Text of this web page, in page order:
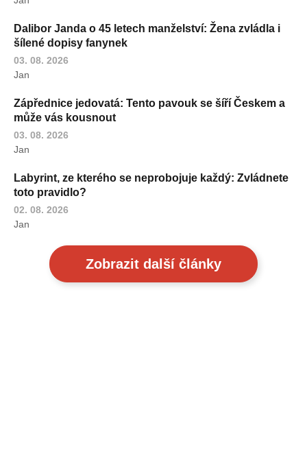
Dalibor Janda o 45 letech manželství: Žena zvládla i
šílené dopisy fanynek
03. 08. 2026
Jan
Zápřednice jedovatá: Tento pavouk se šíří Českem a
může vás kousnout
03. 08. 2026
Jan
Labyrint, ze kterého se neprobojuje každý: Zvládnete
toto pravidlo?
02. 08. 2026
Jan
Zobrazit další články